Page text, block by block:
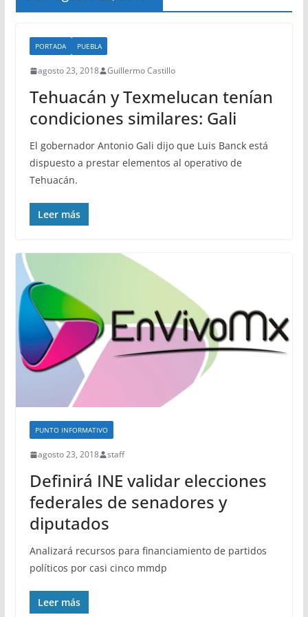
PORTADA PUEBLA
agosto 23, 2018 Guillermo Castillo
Tehuacán y Texmelucan tenían
condiciones similares: Gali
El gobernador Antonio Gali dijo que Luis Banck está
dispuesto a prestar elementos al operativo de
Tehuacán.
Leer más
PUNTO INFORMATIVO
agosto 23, 2018 staff
Definirá INE validar elecciones
federales de senadores y
diputados
Analizará recursos para financiamiento de partidos
políticos por casi cinco mmdp
Leer más